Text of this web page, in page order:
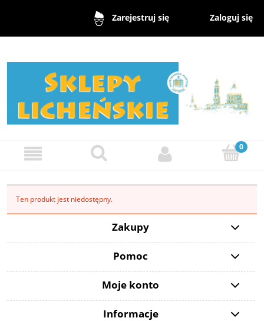
Zarejestruj się Zaloguj się
Ten produkt jest niedostępny.
Zakupy
Pomoc
Moje konto
Informacje